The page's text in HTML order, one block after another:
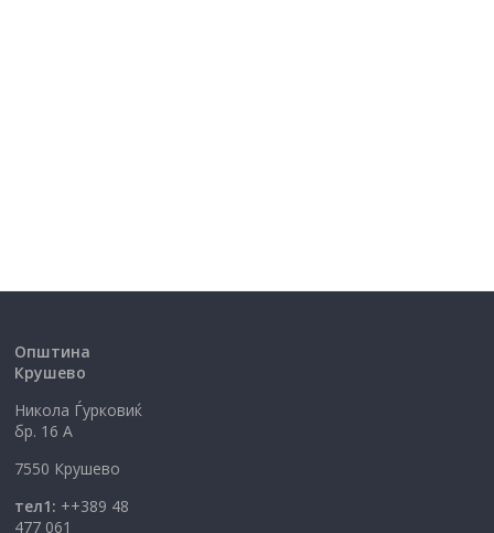
Општина
Крушево
Никола Ѓурковиќ
бр. 16 А
7550 Крушево
тел1: ++389 48
477 061